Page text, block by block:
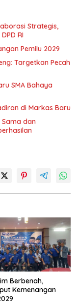
Strategis,
RI
Pemilu 2029
Targetkan Pecah
SMA Bahaya
di Markas Baru
dan
Berbenah,
Kemenangan